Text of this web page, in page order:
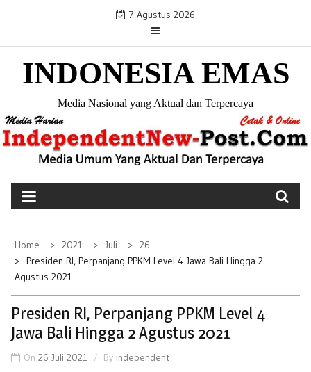
i
o
7 Agustus 2026
INDONESIA EMAS
Media Nasional yang Aktual dan Terpercaya
Home 2021 Juli
26
Presiden RI, Perpanjang PPKM Level 4 Jawa Bali Hingga 2
Agustus 2021
Presiden RI, Perpanjang PPKM Level 4
Jawa Bali Hingga 2 Agustus 2021
On 26 Juli 2021 By independent